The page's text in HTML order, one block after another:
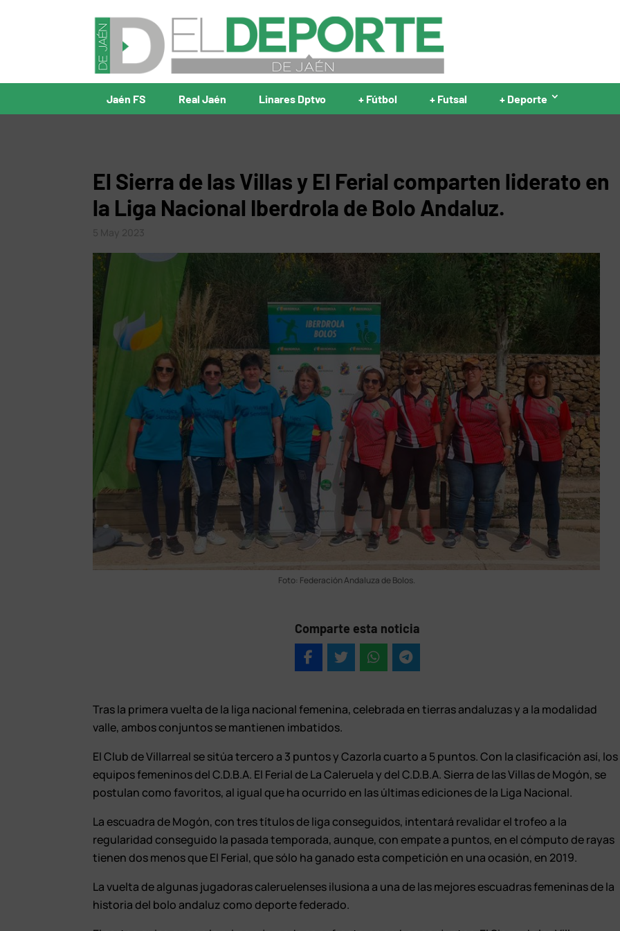
Jaén FS Real Jaén Linares Dptvo + Fútbol + Futsal + Deporte
El Sierra de las Villas y El Ferial comparten liderato en
la Liga Nacional Iberdrola de Bolo Andaluz.
Foto: Federación Andaluza de Bolos.
Comparte esta noticia
Tras la primera vuelta de la liga nacional femenina, celebrada en tierras andaluzas y a la modalidad
valle, ambos conjuntos se mantienen imbatidos.
El Club de Villarreal se sitúa tercero a 3 puntos y Cazorla cuarto a 5 puntos. Con la clasificación así, los
equipos femeninos del C.D.B.A. El Ferial de La Caleruela y del C.D.B.A. Sierra de las Villas de Mogón, se
postulan como favoritos, al igual que ha ocurrido en las últimas ediciones de la Liga Nacional.
La escuadra de Mogón, con tres títulos de liga conseguidos, intentará revalidar el trofeo a la
regularidad conseguido la pasada temporada, aunque, con empate a puntos, en el cómputo de rayas
tienen dos menos que El Ferial, que sólo ha ganado esta competición en una ocasión, en 2019.
La vuelta de algunas jugadoras caleruelenses ilusiona a una de las mejores escuadras femeninas de la
historia del bolo andaluz como deporte federado.